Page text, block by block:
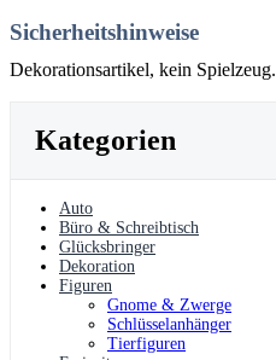
Sicherheitshinweise
Dekorationsartikel, kein Spielzeug.
Kategorien
Auto
Büro & Schreibtisch
Glücksbringer
Dekoration
Figuren
Gnome & Zwerge
Schlüsselanhänger
Tierfiguren